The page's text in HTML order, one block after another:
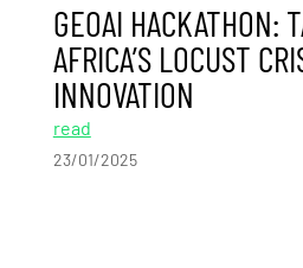
GEOAI HACKATHON:
AFRICA’S LOCUST
INNOVATION
read
23/01/2025